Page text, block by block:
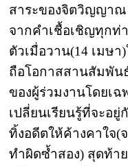
สาระของจิตวิญญาณ
จากคำเชื้อเชิญทุกท่
ตัวเมื่อวาน(14 เมษา
ถือโอกาสสานสัมพัน
ของผู้ร่วมงานโดยเ
เปลี่ยนเรียนรู้ที่จะอ
ทิ้งอดีตให้ค้างคาใจ
ทำผิดซ้ำสอง) สุดท้า